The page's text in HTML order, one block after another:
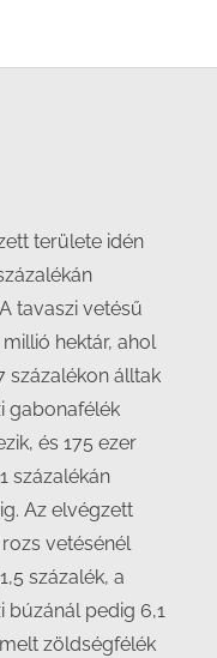
területe idén
tavaszi vetésű
hektár, ahol
százalékon álltak
gabonafélék
és 175 ezer
százalékán
Az elvégzett
vetésénél
százalék, a
búzánál pedig 6,1
zöldségfélék